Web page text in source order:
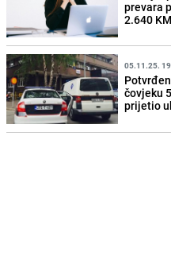
prevara
2.640 KM
05.11.25.
čovjeku
prijetio